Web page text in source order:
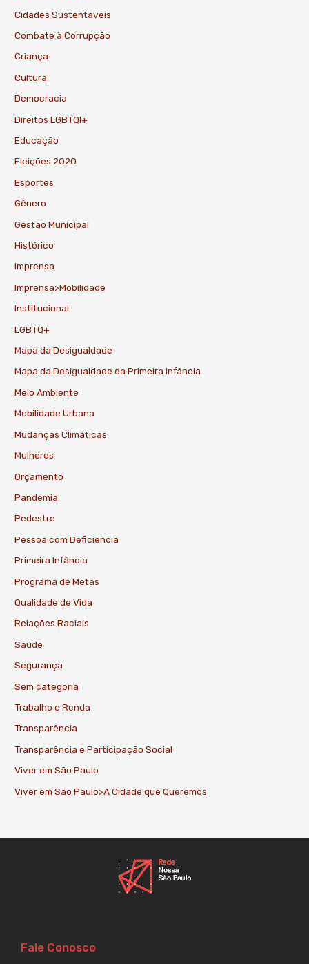
Cidades Sustentáveis
Combate à Corrupção
Criança
Cultura
Democracia
Direitos LGBTQI+
Educação
Eleições 2020
Esportes
Gênero
Gestão Municipal
Histórico
Imprensa
Imprensa>Mobilidade
Institucional
LGBTQ+
Mapa da Desigualdade
Mapa da Desigualdade da Primeira Infância
Meio Ambiente
Mobilidade Urbana
Mudanças Climáticas
Mulheres
Orçamento
Pandemia
Pedestre
Pessoa com Deficiência
Primeira Infância
Programa de Metas
Qualidade de Vida
Relações Raciais
Saúde
Segurança
Sem categoria
Trabalho e Renda
Transparência
Transparência e Participação Social
Viver em São Paulo
Viver em São Paulo>A Cidade que Queremos
Fale Conosco